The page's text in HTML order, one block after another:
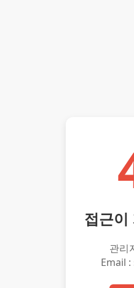
접근이
관리
Email